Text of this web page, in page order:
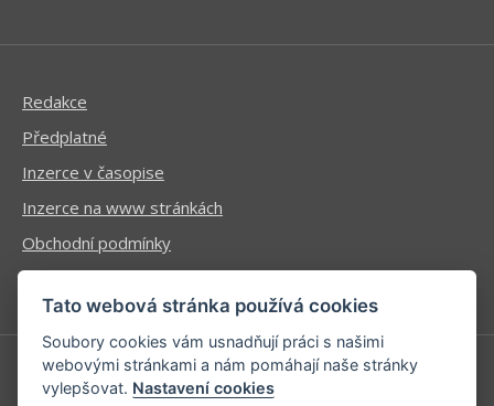
Redakce
Předplatné
Inzerce v časopise
Inzerce na www stránkách
Obchodní podmínky
Ochrana osobních údajů
Příhlášení | Registrace
Tato webová stránka používá cookies
Soubory cookies vám usnadňují práci s našimi
webovými stránkami a nám pomáhají naše stránky
vylepšovat. Nastavení cookies